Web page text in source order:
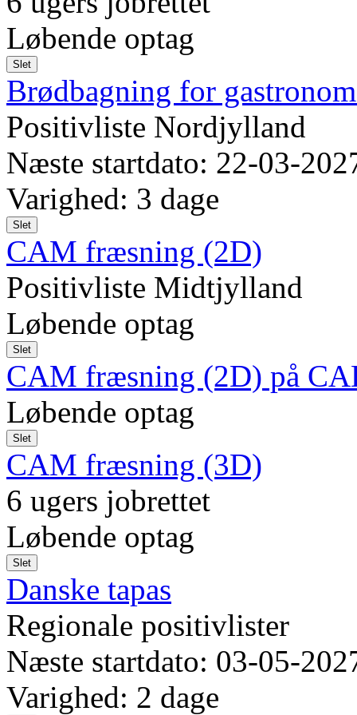
Løbende optag
Slet
Brødbagning for
Positivliste Nordjylland
Næste startdato: 22-03-
Varighed: 3 dage
Slet
CAM fræsning (2D)
Positivliste Midtjylland
Løbende optag
Slet
CAM fræsning (2D) på
Løbende optag
Slet
CAM fræsning (3D)
6 ugers jobrettet
Løbende optag
Slet
Danske tapas
Regionale positivlister
Næste startdato: 03-05-
Varighed: 2 dage